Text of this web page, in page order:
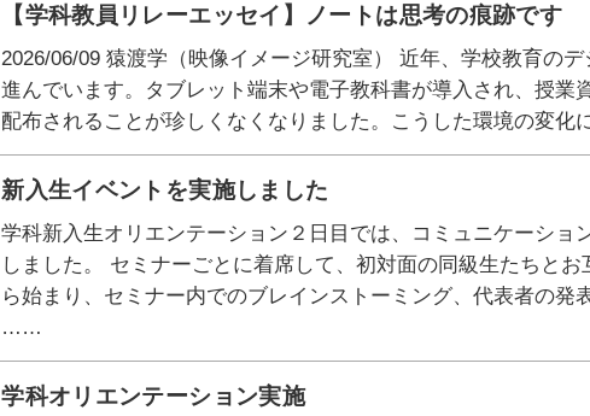
【学科教員リレーエッセイ】ノートは思考の痕跡です
2026/06/09 猿渡学（映像イメージ研究室） 近年、学校教育の
進んでいます。タブレット端末や電子教科書が導入され、授業
配布されることが珍しくなくなりました。こうした環境の変
新入生イベントを実施しました
学科新入生オリエンテーション２日目では、コミュニケーショ
しました。 セミナーごとに着席して、初対面の同級生たちとお
ら始まり、セミナー内でのブレインストーミング、代表者の発
……
学科オリエンテーション実施